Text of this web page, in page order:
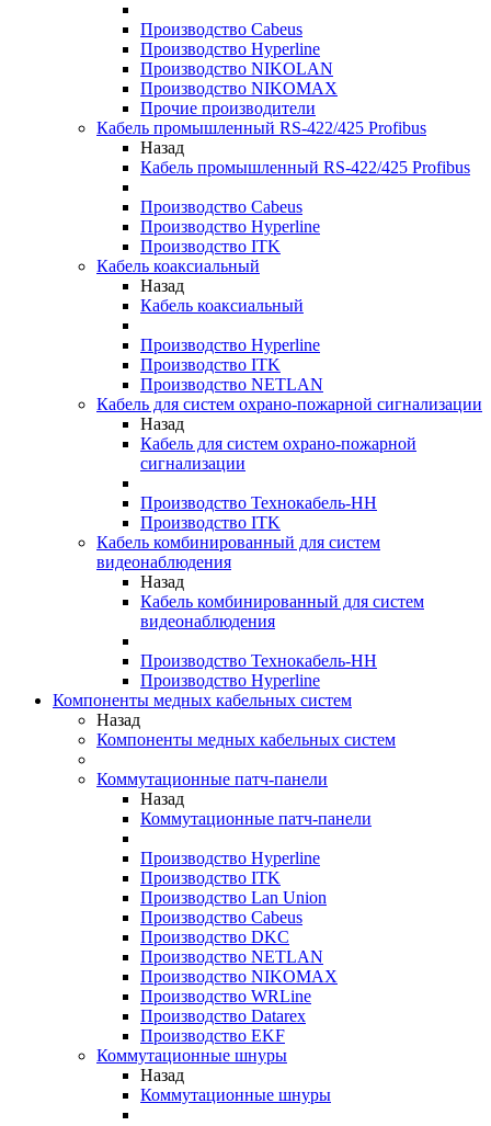
Производство Cabeus
Производство Hyperline
Производство NIKOLAN
Производство NIKOMAX
Прочие производители
Кабель промышленный RS-422/425 Profibus
Назад
Кабель промышленный RS-422/425 Profibus
Производство Cabeus
Производство Hyperline
Производство ITK
Кабель коаксиальный
Назад
Кабель коаксиальный
Производство Hyperline
Производство ITK
Производство NETLAN
Кабель для систем охрано-пожарной сигнализации
Назад
Кабель для систем охрано-пожарной
сигнализации
Производство Технокабель-НН
Производство ITK
Кабель комбинированный для систем
видеонаблюдения
Назад
Кабель комбинированный для систем
видеонаблюдения
Производство Технокабель-НН
Производство Hyperline
Компоненты медных кабельных систем
Назад
Компоненты медных кабельных систем
Коммутационные патч-панели
Назад
Коммутационные патч-панели
Производство Hyperline
Производство ITK
Производство Lan Union
Производство Cabeus
Производство DKC
Производство NETLAN
Производство NIKOMAX
Производство WRLine
Производство Datarex
Производство EKF
Коммутационные шнуры
Назад
Коммутационные шнуры